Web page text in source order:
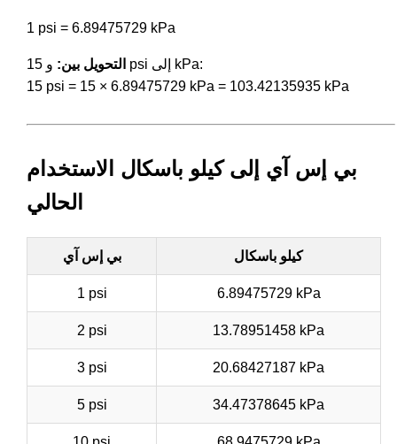
1 psi = 6.89475729 kPa
التحويل بين:
و 15 psi إلى kPa:
15 psi = 15 × 6.89475729 kPa = 103.42135935 kPa
بي إس آي إلى كيلو باسكال الاستخدام
الحالي
بي إس آي كيلو باسكال
1 psi 6.89475729 kPa
2 psi 13.78951458 kPa
3 psi 20.68427187 kPa
5 psi 34.47378645 kPa